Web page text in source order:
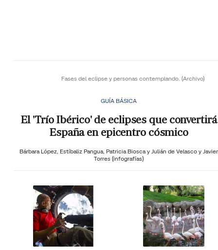
Fases del eclipse y personas contemplando. (Archivo)
GUÍA BÁSICA
El 'Trío Ibérico' de eclipses que convertirá
España en epicentro cósmico
Bárbara López, Estíbaliz Pangua, Patricia Biosca y Julián de Velasco y Javier
Torres (infografías)